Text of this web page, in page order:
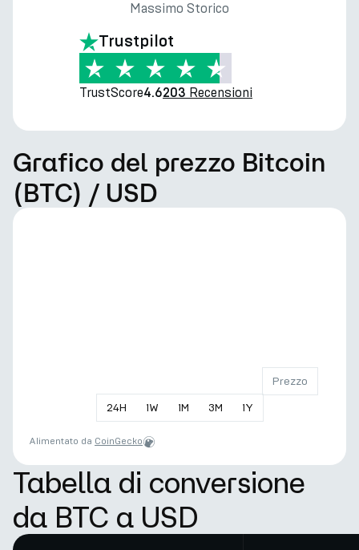
Massimo Storico
Trustpilot
TrustScore4.6203 Recensioni
Grafico del prezzo Bitcoin
(BTC) / USD
24H 1W 1M 3M 1Y
Prezzo
Alimentato da CoinGecko
Tabella di conversione
da BTC a USD